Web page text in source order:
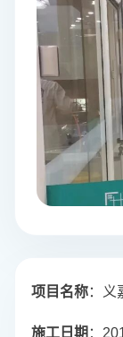
项目名称：义
施工日期 ：